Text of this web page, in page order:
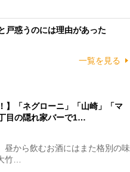
戸惑うのには理由があった
一覧を見る
】「ネグローニ」「山崎」「マ
目の隠れ家バーで1…
から飲むお酒にはまた格別の味
竹…